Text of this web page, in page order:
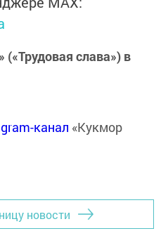
слава») в
канал «Кукмор
новости